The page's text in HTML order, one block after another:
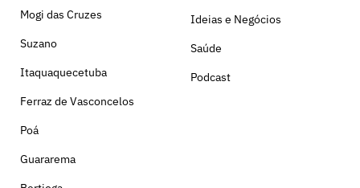
Mogi das Cruzes
Suzano
Itaquaquecetuba
Ferraz de Vasconcelos
Poá
Guararema
Ideias e Negócios
Saúde
Podcast